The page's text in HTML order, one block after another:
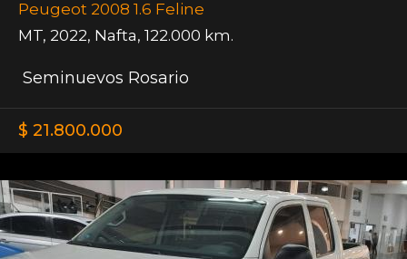
Peugeot 2008 1.6 Feline
MT, 2022, Nafta, 122.000 km.
Seminuevos Rosario
$ 21.800.000